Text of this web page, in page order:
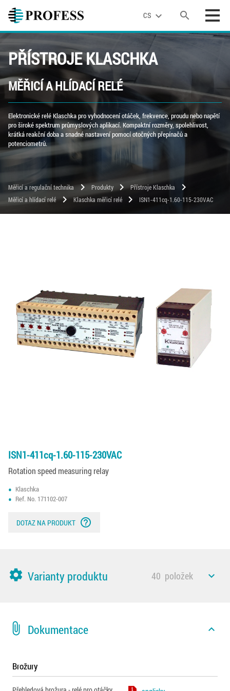
CS expand_more search
PŘÍSTROJE KLASCHKA
MĚŘICÍ A HLÍDACÍ RELÉ
Elektronické relé Klaschka pro vyhodnocení otáček, frekvence, proudu nebo napětí
pro široké spektrum průmyslových aplikací. Kompaktní rozměry, spolehlivost,
krátká reakční doba a snadné nastavení pomocí otočných přepínačů a
potenciometrů.
Měřicí a regulační technika chevron_right Produkty chevron_right Přístroje Klaschka chevron_right
Měřicí a hlídací relé chevron_right Klaschka měřicí relé chevron_right ISN1-411cq-1.60-115-230VAC
ISN1-411cq-1.60-115-230VAC
Rotation speed measuring relay
Klaschka
Ref. No. 171102-007
DOTAZ NA PRODUKT help_outline
settings Varianty produktu 40 položek expand_less
attach_file Dokumentace expand_less
Brožury